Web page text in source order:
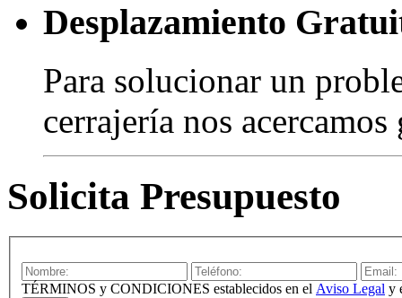
Desplazamiento
Para solucionar un
cerrajería nos
Solicita Presupuesto
TÉRMINOS y CONDICIONES establecidos en el Aviso Legal y